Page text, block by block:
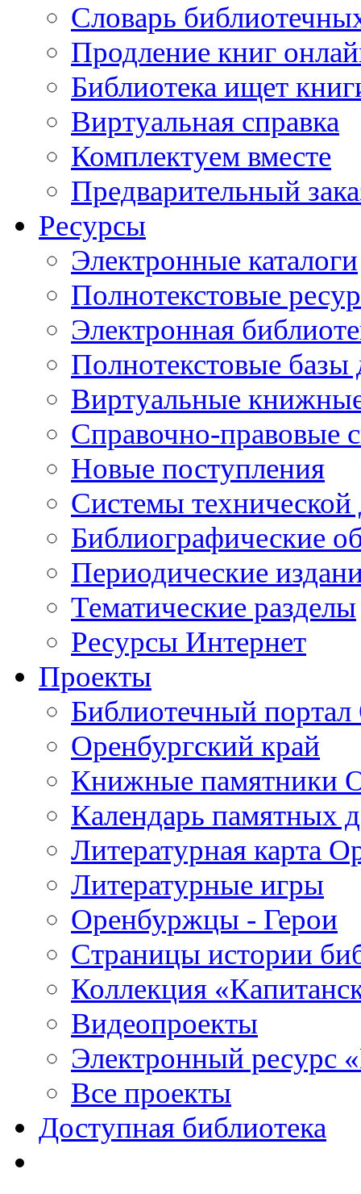
Словарь
Продление книг
Библиотека ищет
Виртуальная справка
Комплектуем вместе
Предварительный
Ресурсы
Электронные каталоги
Полнотекстовые
Электронная
Полнотекстовые
Виртуальные
Справочно-правовые
Новые поступления
Cистемы
Библиографические
Периодические
Тематические разделы
Ресурсы Интернет
Проекты
Библиотечный портал
Оренбургский край
Книжные памятники
Календарь памятных
Литературная карта
Литературные игры
Оренбуржцы - Герои
Страницы истории
Коллекция
Видеопроекты
Электронный ресурс
Все проекты
Доступная библиотека